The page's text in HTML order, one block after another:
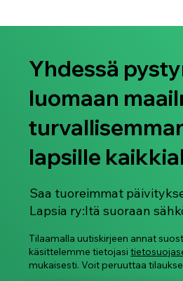
ECHO Survivor Hub –
oikeuksia ja
Yhdessä
luomaan
lapsille
Saa tuoreimmat
Lapsia ry:ltä suoraan
Tilaamalla uutiskirjeen annat
käsittelemme tietojasi
mukaisesti. Voit peruuttaa